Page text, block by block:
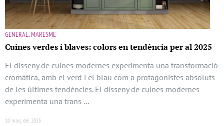
GENERAL, MARESME
Cuines verdes i blaves: colors en tendència per al 2025
El disseny de cuines modernes experimenta una transformació
cromàtica, amb el verd i el blau com a protagonistes absoluts
de les últimes tendències. El disseny de cuines modernes
experimenta una trans …
10 març del 2025